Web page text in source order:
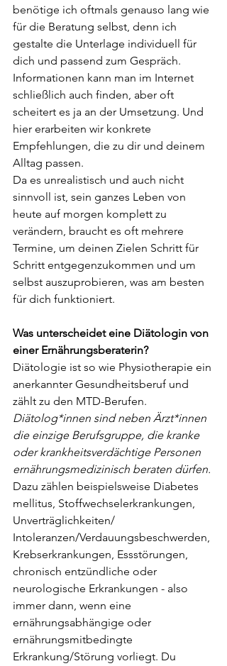
benötige ich oftmals genauso lang wie
für die Beratung selbst, denn ich
gestalte die Unterlage individuell für
dich und passend zum Gespräch.
Informationen kann man im Internet
schließlich auch finden, aber oft
scheitert es ja an der Umsetzung. Und
hier erarbeiten wir konkrete
Empfehlungen, die zu dir und deinem
Alltag passen.
Da es unrealistisch und auch nicht
sinnvoll ist, sein ganzes Leben von
heute auf morgen komplett zu
verändern, braucht es oft mehrere
Termine, um deinen Zielen Schritt für
Schritt entgegenzukommen und um
selbst auszuprobieren, was am besten
für dich funktioniert.
Was unterscheidet eine Diätologin von
einer Ernährungsberaterin?
Diätologie ist so wie Physiotherapie ein
anerkannter Gesundheitsberuf und
zählt zu den MTD-Berufen.
Diätolog*innen sind neben Ärzt*innen
die einzige Berufsgruppe, die kranke
oder krankheitsverdächtige Personen
ernährungsmedizinisch beraten dürfen.
Dazu zählen beispielsweise Diabetes
mellitus, Stoffwechselerkrankungen,
Unverträglichkeiten/
Intoleranzen/Verdauungsbeschwerden,
Krebserkrankungen, Essstörungen,
chronisch entzündliche oder
neurologische Erkrankungen - also
immer dann, wenn eine
ernährungsabhängige oder
ernährungsmitbedingte
Erkrankung/Störung vorliegt. Du